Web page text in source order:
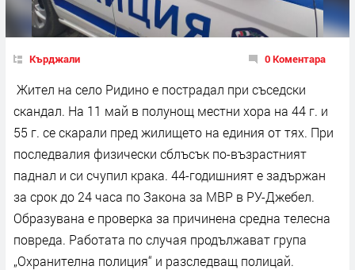
Кърджали 0 Коментара
Жител на село Ридино е пострадал при съседски
скандал. На 11 май в полунощ местни хора на 44 г. и
55 г. се скарали пред жилището на единия от тях. При
последвалия физически сблъсък по-възрастният
паднал и си счупил крака. 44-годишният е задържан
за срок до 24 часа по Закона за МВР в РУ-Джебел.
Образувана е проверка за причинена средна телесна
повреда. Работата по случая продължават група
„Охранителна полиция“ и разследващ полицай.